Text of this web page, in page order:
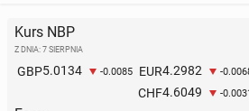
Kurs NBP
Z DNIA: 7 SIERPNIA
GBP5.0134 -0.0085 EUR4.2982 -
CHF4.6049 -